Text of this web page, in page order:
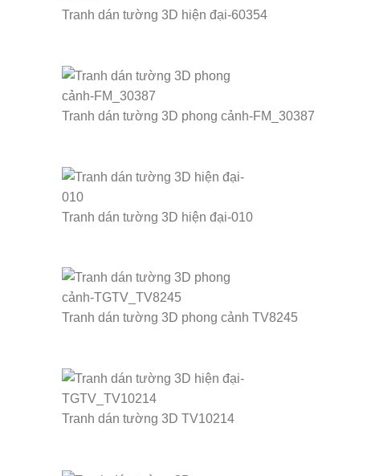
Tranh dán tường 3D hiện đại-60354
Tranh dán tường 3D phong cảnh-FM_30387
Tranh dán tường 3D hiện đại-010
Tranh dán tường 3D phong cảnh TV8245
Tranh dán tường 3D TV10214